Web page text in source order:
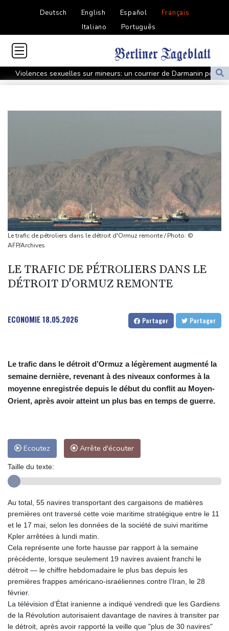
Deutsch English Español
Français
Italiano
Português
Violences sexuelles sur mineurs: un courrier de Darmanin pointe
les défaillances des enquêtes
Vin: une étude sur sept siècles montre les ravages du
dérèglement climatique
En Hongrie, l'attente et le doute dans l'audiovisuel public après
un mois sans JT
Début des vendanges en Bourgogne, un nouveau record de
précocité
Plages désertes et "odeur insupportable": le Mexique lutte
Pour les Afro-Américains de Memphis, voter pour exister dans un
Etat à la carte électorale redessinée
y croit
Lise Klaveness, l'anti-Infantino canal historique
Le trafic de pétroliers dans le détroit d'Ormuz remonte / Photo: ©
AFP/Archives
LE TRAFIC DE PÉTROLIERS DANS LE
DÉTROIT D'ORMUZ REMONTE
ECONOMIE18.05.2026 Partager Partager
Le trafic dans le détroit d’Ormuz a légèrement augmenté la
semaine dernière, revenant à des niveaux conformes à la
moyenne enregistrée depuis le début du conflit au Moyen-
Orient, après avoir atteint un plus bas en temps de guerre.
Ecoutez Arrête d'écouter
Taille du texte:
Au total, 55 navires transportant des cargaisons de matières
premières ont traversé cette voie maritime stratégique entre le 11
et le 17 mai, selon les données de la société de suivi maritime
Kpler arrêtées à lundi matin.
Cela représente une forte hausse par rapport à la semaine
précédente, lorsque seulement 19 navires avaient franchi le
détroit — le chiffre hebdomadaire le plus bas depuis les
premières frappes américano-israéliennes contre l’Iran, le 28
février.
La télévision d’État iranienne a indiqué vendredi que les Gardiens
de la Révolution autorisaient davantage de navires à transiter par
le détroit, après avoir rapporté la veille que "plus de 30 navires"